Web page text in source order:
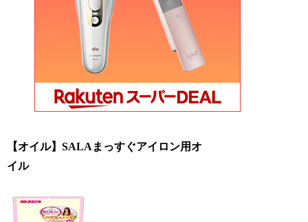
【オイル】SALAまっすぐアイロン用オ
イル